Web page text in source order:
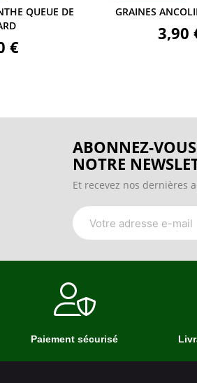
QUEUE DE
€
GRAINES
3,90
ABONNEZ-
NOTRE
Et recevez nos dernières
Paiement sécurisé